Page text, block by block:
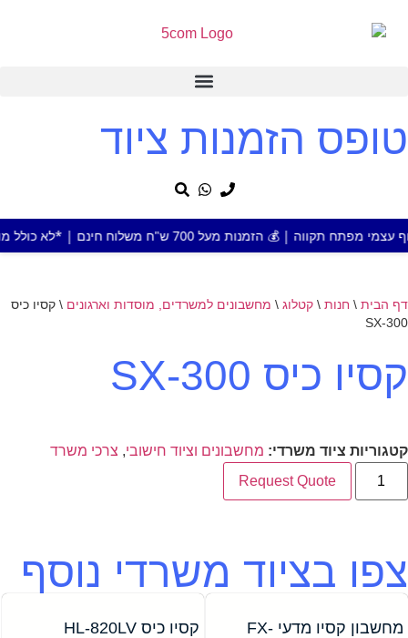
טופס הזמנות ציוד
מעל 700 ש"ח משלוח חינם | *לא כולל מוצר או אזור חריג
דף הבית \ חנות \ קטלוג \ מחשבונים למשרדים, מוסדות וארגונים \ קסיו כיס
SX-300
קסיו כיס SX-300
קטגוריות ציוד משרדי: מחשבונים וציוד חישובי, צרכי משרד
Request Quote
צפו בציוד משרדי נוסף
מחשבון קסיו מדעי FX-
קסיו כיס HL-820LV